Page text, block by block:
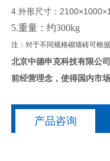
4.外形尺寸：
5.重量：约300kg
注：对于不同规格砌墙砖可根
北京中德申克科技有限公
前经营理念，使得国内市
产品咨询